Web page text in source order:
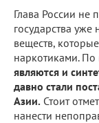
Глава России не
государства
веществ,
наркотиками.
являются и
давно стали
Азии. Стоит
нанести